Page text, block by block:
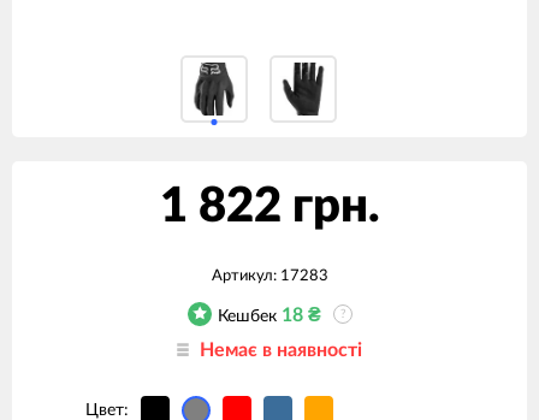
1 822 грн.
Артикул: 17283
Кешбек 18₴ ?
Немає в наявності
Цвет: